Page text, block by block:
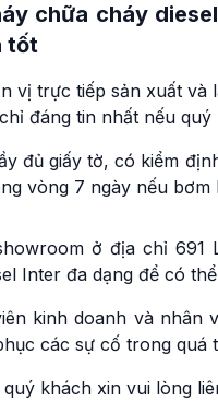
chữa cháy
tốt
vị trực tiếp sản xuất
đáng tin nhất nếu
đủ giấy tờ, có kiểm
vòng 7 ngày nếu
ở địa chỉ 691
Inter đa dạng để có
kinh doanh và
các sự cố trong quá
khách xin vui lòng